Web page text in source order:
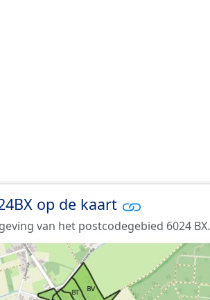
op de kaart
van het postcodegebied 6024 BX.